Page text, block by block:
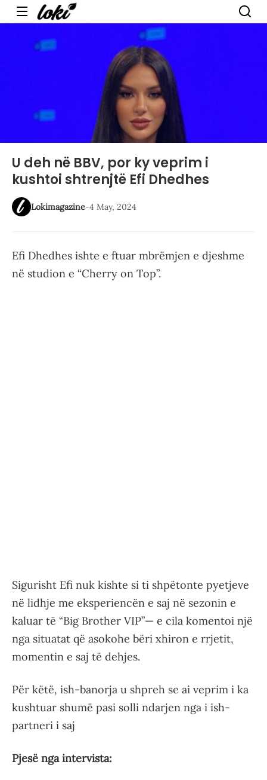
Menu
U deh në BBV, por ky veprim i
kushtoi shtrenjtë Efi Dhedhes
Lokimagazine-4 May, 2024
Efi Dhedhes ishte e ftuar mbrëmjen e djeshme
në studion e “Cherry on Top”.
Sigurisht Efi nuk kishte si ti shpëtonte pyetjeve
në lidhje me eksperiencën e saj në sezonin e
kaluar të “Big Brother VIP”— e cila komentoi një
nga situatat që asokohe bëri xhiron e rrjetit,
momentin e saj të dehjes.
Për këtë, ish-banorja u shpreh se ai veprim i ka
kushtuar shumë pasi solli ndarjen nga i ish-
partneri i saj
Pjesë nga intervista: